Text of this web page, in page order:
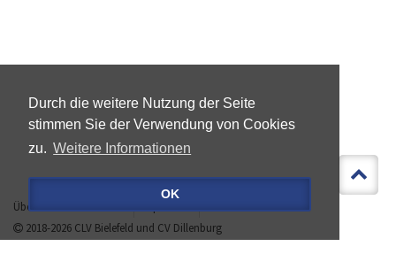
Durch die weitere Nutzung der Seite
stimmen Sie der Verwendung von Cookies
zu. Weitere Informationen
OK
Über »LEBEN IST MEHR«
2018-2026 CLV Bielefeld und CV Dillenburg